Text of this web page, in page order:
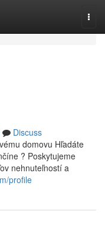
Discuss
domovu Hľadáte
? Poskytujeme
nehnuteľností a
profile